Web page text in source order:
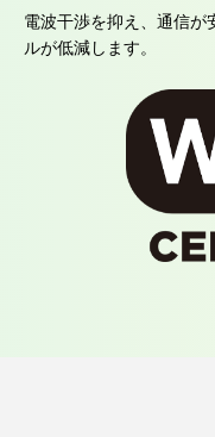
電波干渉を抑え、通信
ルが低減します。